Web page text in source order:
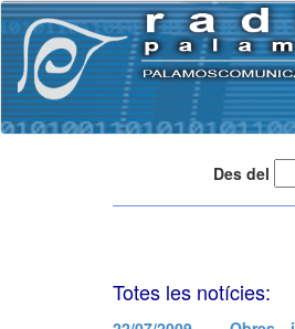
Des del
Totes les notícies: